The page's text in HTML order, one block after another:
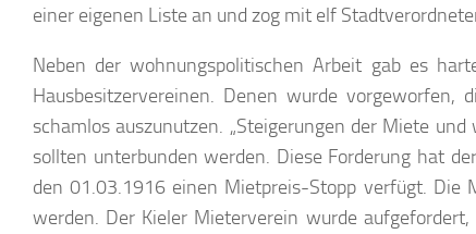
einer eigenen Liste an und zog mit elf
Neben der wohnungspolitischen Arbeit gab es
Hausbesitzervereinen. Denen wurde vorgeworfen,
schamlos auszunutzen. „Steigerungen der Miete
sollten unterbunden werden. Diese Forderung hat
den 01.03.1916 einen Mietpreis-Stopp verfügt.
werden. Der Kieler Mieterverein wurde